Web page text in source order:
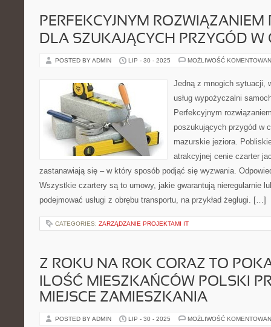
PERFEKCYJNYM ROZWIĄZANIEM
DLA SZUKAJĄCYCH PRZYGÓD W
POSTED BY ADMIN LIP - 30 - 2025 MOŻLIWOŚĆ
Jedną z mnogich sytuacji,
usług wypożyczalni
Perfekcyjnym
poszukujących przygód w
mazurskie jeziora.
atrakcyjnej cenie czarter
zastanawiają się – w który sposób podjąć się wyzwania.
Wszystkie czartery są to umowy, jakie gwarantują nieregularnie
podejmować usługi z obrębu transportu, na przykład żeglugi. […]
CATEGORIES: ZARZĄDZANIE PROJEKTAMI IT
Z ROKU NA ROK CORAZ TO
ILOŚĆ MIESZKAŃCÓW POLSKI
MIEJSCE ZAMIESZKANIA
POSTED BY ADMIN LIP - 30 - 2025 MOŻLIWOŚĆ